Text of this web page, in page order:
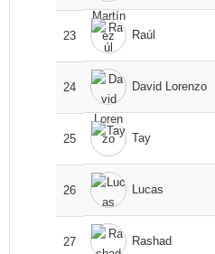
23 Raúl
24 David Lorenzo
25 Tay
26 Lucas
27 Rashad